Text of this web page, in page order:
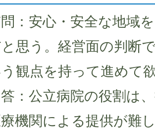
：安心・安全な地域
思う。経営面の判断
観点を持って進めて
答：公立病院の役割は
療機関による提供が難